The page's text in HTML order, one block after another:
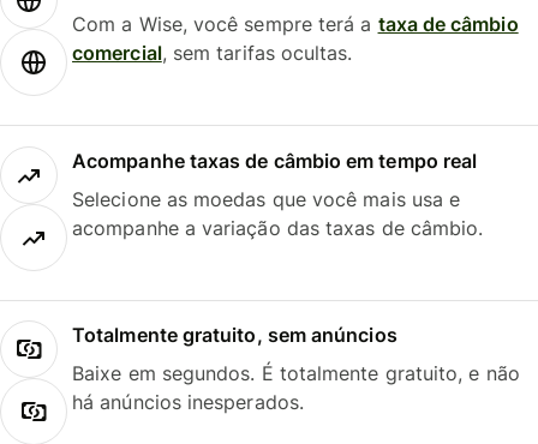
Com a Wise, você sempre terá a taxa de câmbio
comercial, sem tarifas ocultas.
Acompanhe taxas de câmbio em tempo real
Selecione as moedas que você mais usa e
acompanhe a variação das taxas de câmbio.
Totalmente gratuito, sem anúncios
Baixe em segundos. É totalmente gratuito, e não
há anúncios inesperados.